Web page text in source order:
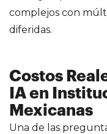
complejos con
diferidas.
Costos
IA en
Mexicanas
Una de las